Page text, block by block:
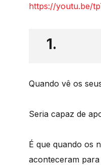
https://youtu.be/
1.
Quando vê os
Seria capaz de
É que quando os
aconteceram para